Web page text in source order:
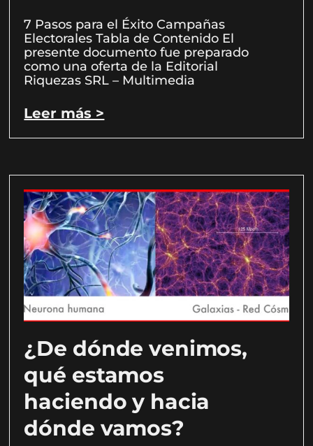
7 Pasos para el Éxito Campañas
Electorales Tabla de Contenido El
presente documento fue preparado
como una oferta de la Editorial
Riquezas SRL – Multimedia
Leer más >
¿De dónde venimos,
qué estamos
haciendo y hacia
dónde vamos?